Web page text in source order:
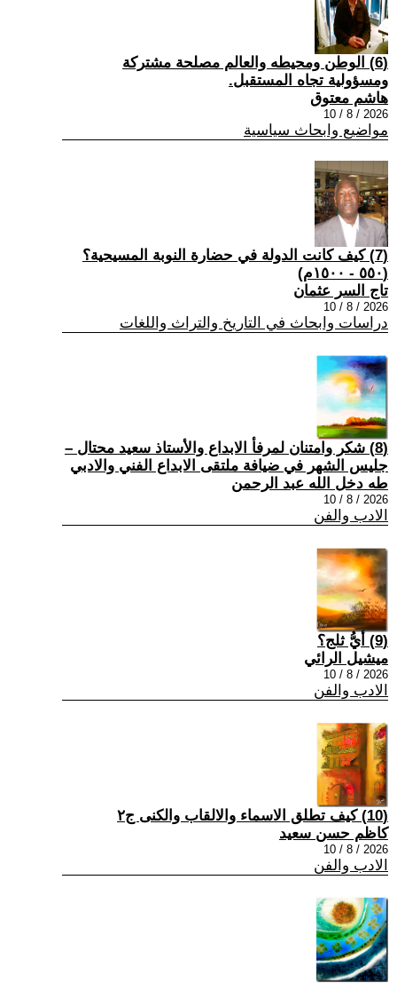
(6) الوطن ومحيطه والعالم مصلحة مشتركة
ومسؤولية تجاه المستقبل.
هاشم معتوق
2026 / 8 / 10
مواضيع وابحاث سياسية
(7) كيف كانت الدولة في حضارة النوبة المسيحية؟
(٥٥٠ - ١٥٠٠م)
تاج السر عثمان
2026 / 8 / 10
دراسات وابحاث في التاريخ والتراث واللغات
(8) شكر وامتنان لمرفأ الابداع والأستاذ سعيد محتال –
جليس الشهر في ضيافة ملتقى الابداع الفني والادبي
طه دخل الله عبد الرحمن
2026 / 8 / 10
الادب والفن
(9) أيُّ ثلج؟
ميشيل الرائي
2026 / 8 / 10
الادب والفن
(10) كيف تطلق الاسماء والالقاب والكنى ج٢
كاظم حسن سعيد
2026 / 8 / 10
الادب والفن